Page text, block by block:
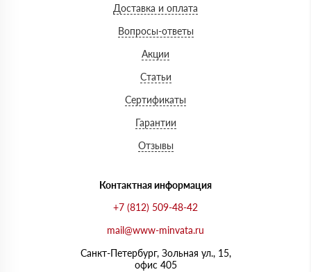
Доставка и оплата
Вопросы-ответы
Акции
Статьи
Сертификаты
Гарантии
Отзывы
Контактная информация
+7 (812) 509-48-42
mail@www-minvata.ru
Санкт-Петербург, Зольная ул., 15,
офис 405